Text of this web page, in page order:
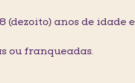
(dezoito) anos de idade e
ou franqueadas.